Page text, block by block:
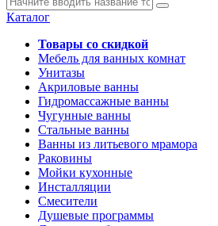
Каталог
Товары со скидкой
Мебель для ванных комнат
Унитазы
Акриловые ванны
Гидромассажные ванны
Чугунные ванны
Стальные ванны
Ванны из литьевого мрамора
Раковины
Мойки кухонные
Инсталляции
Смесители
Душевые программы